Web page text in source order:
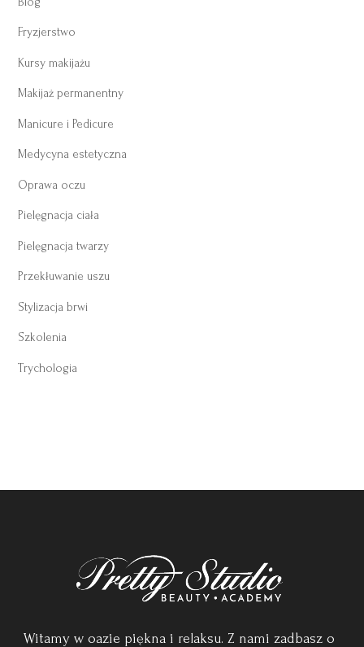
Fryzjerstwo
Kursy makijażu
Makijaż permanentny
Manicure i Pedicure
Medycyna estetyczna
Oprawa oczu
Pielęgnacja ciała
Pielęgnacja twarzy
Przekłuwanie uszu
Stylizacja brwi
Szkolenia
Trychologia
Witamy w oazie piękna i relaksu. Z nami zadbasz o